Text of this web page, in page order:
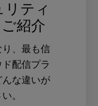
ティ
紹介
、最も信
配信プラ
な違いが
。